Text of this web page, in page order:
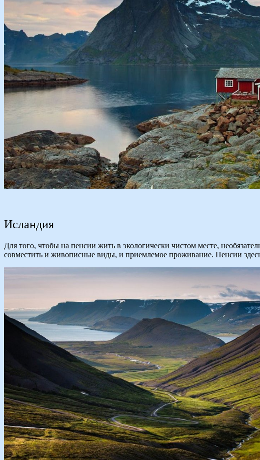
Исландия
Для того, чтобы на пенсии жить в экологически чистом месте,
совместить и живописные виды, и приемлемое проживание. Пенсии